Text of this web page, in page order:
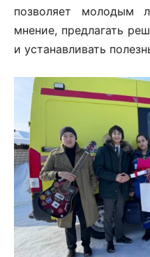
позволяет молодым
мнение, предлагать
и устанавливать